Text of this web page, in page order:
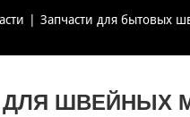
Запчасти для бытовых
ШВЕЙНЫХ